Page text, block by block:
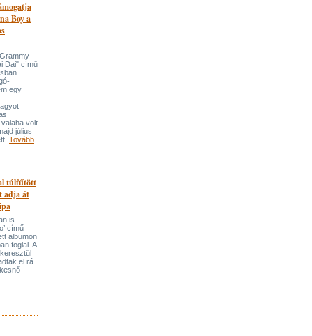
Boy a
Dai" című
egy
volt
július
Tovább
túlfűtött
adja át
is
című
albumon
foglal. A
el rá